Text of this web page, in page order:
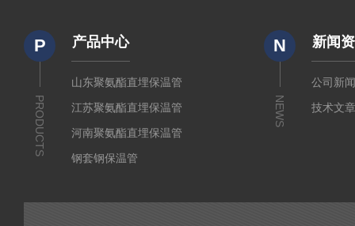
P
PRODUCTS
产品中心
山东聚氨酯直埋保温管
江苏聚氨酯直埋保温管
河南聚氨酯直埋保温管
钢套钢保温管
N
NEWS
新闻
公司新
技术文